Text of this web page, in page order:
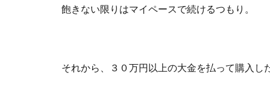
飽きない限りはマイペースで続けるつもり。
それから、３０万円以上の大金を払って購入し